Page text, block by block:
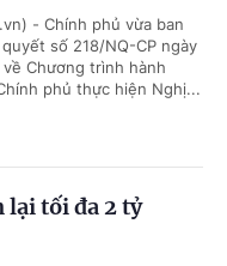
- Chính phủ vừa ban
số 218/NQ-CP ngày
Chương trình hành
phủ thực hiện Nghị...
lại tối đa 2 tỷ